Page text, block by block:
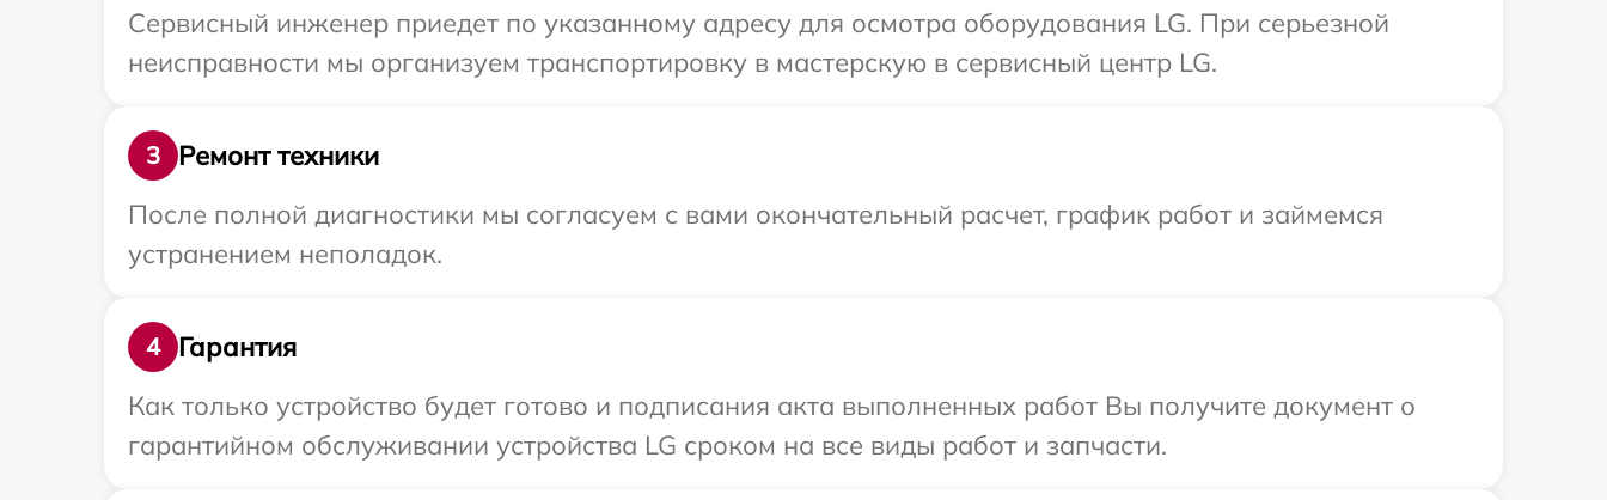
Сервисный инженер приедет по указанному адресу для осмотра оборудования LG. При серьезной
неисправности мы организуем транспортировку в мастерскую в сервисный центр LG.
3
Ремонт техники
После полной диагностики мы согласуем с вами окончательный расчет, график работ и займемся
устранением неполадок.
4
Гарантия
Как только устройство будет готово и подписания акта выполненных работ Вы получите документ о
гарантийном обслуживании устройства LG сроком на все виды работ и запчасти.